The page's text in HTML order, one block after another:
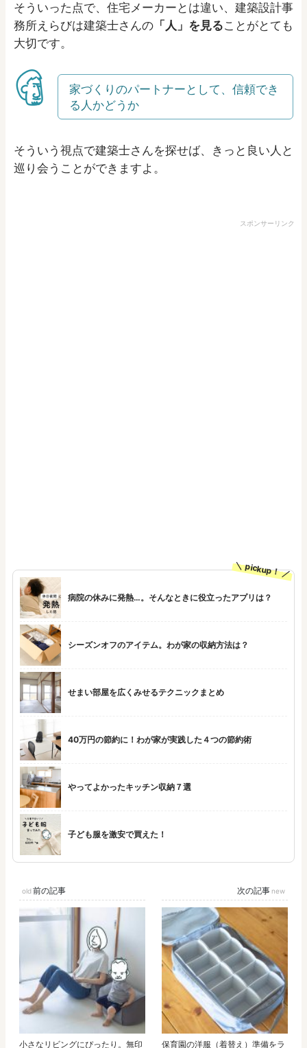
そういった点で、住宅メーカーとは違い、建築設計事
務所えらびは建築士さんの 「人」を見ることがとても
大切です。
家づくりのパートナーとして、信頼でき
る人かどうか
そういう視点で建築士さんを探せば、きっと良い人と
巡り会うことができますよ。
スポンサーリンク
pickup！
病院の休みに発熱…。そんなときに役立ったアプリは？
シーズンオフのアイテム。わが家の収納方法は？
せまい部屋を広くみせるテクニックまとめ
40万円の節約に！わが家が実践した４つの節約術
やってよかったキッチン収納７選
子ども服を激安で買えた！
前の記事
小さなリビングにぴったり。無印
次の記事
保育園の洋服（着替え）準備をラ